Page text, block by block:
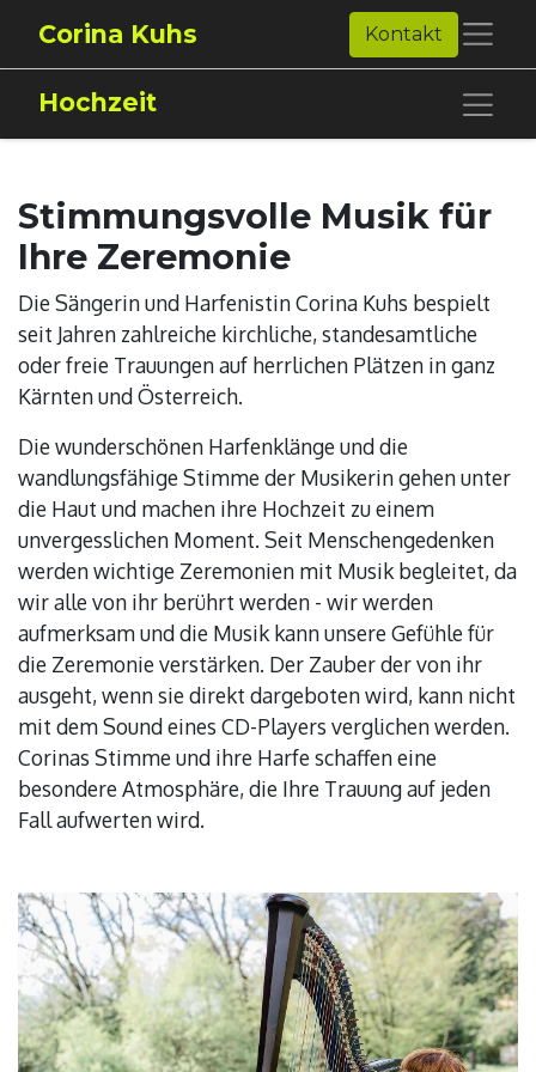
Corina Kuhs Kontakt
Hochzeit
Stimmungsvolle Musik für
Ihre Zeremonie
Die Sängerin und Harfenistin Corina Kuhs bespielt
seit Jahren zahlreiche kirchliche, standesamtliche
oder freie Trauungen auf herrlichen Plätzen in ganz
Kärnten und Österreich.
Die wunderschönen Harfenklänge und die
wandlungsfähige Stimme der Musikerin gehen unter
die Haut und machen ihre Hochzeit zu einem
unvergesslichen Moment. Seit Menschengedenken
werden wichtige Zeremonien mit Musik begleitet, da
wir alle von ihr berührt werden - wir werden
aufmerksam und die Musik kann unsere Gefühle für
die Zeremonie verstärken. Der Zauber der von ihr
ausgeht, wenn sie direkt dargeboten wird, kann nicht
mit dem Sound eines CD-Players verglichen werden.
Corinas Stimme und ihre Harfe schaffen eine
besondere Atmosphäre, die Ihre Trauung auf jeden
Fall aufwerten wird.